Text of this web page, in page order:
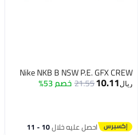
Nike NKB B NSW P.E. GFX CREW
ريال10.11
21.55خصم 53%
احصل عليه خلال 10 - 11